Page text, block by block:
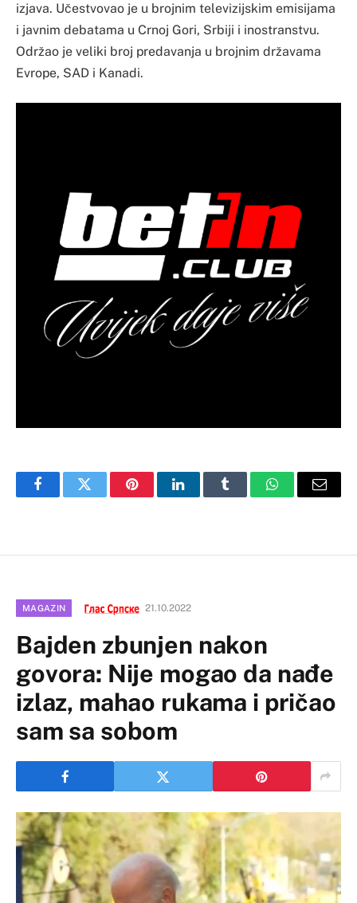
izjava. Učestvovao je u brojnim televizijskim emisijama
i javnim debatama u Crnoj Gori, Srbiji i inostranstvu.
Održao je veliki broj predavanja u brojnim državama
Evrope, SAD i Kanadi.
FacebookTwitter PinterestLinkedInTumblr WhatsAppEmail
MAGAZIN 21.10.2022
Bajden zbunjen nakon
govora: Nije mogao da nađe
izlaz, mahao rukama i pričao
sam sa sobom